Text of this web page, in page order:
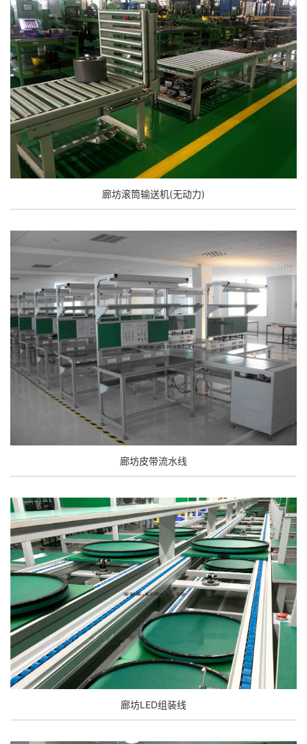
廊坊滚筒输送机(无动力)
廊坊皮带流水线
廊坊LED组装线